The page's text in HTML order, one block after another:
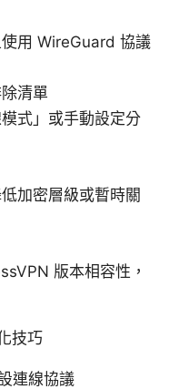
用 WireGuard 協議
清單
式」或手動設定分
加密層級或暫時關
版本相容性，
技巧
連線協議